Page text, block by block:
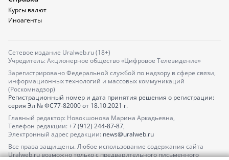
Курсы валют
Иноагенты
Сетевое издание Uralweb.ru (18+)
Учредитель: Акционерное общество «Цифровое Телевидение»
Зарегистрировано Федеральной службой по надзору в сфере связи,
информационных технологий и массовых коммуникаций
(Роскомнадзор)
Регистрационный номер и дата принятия решения о регистрации:
серия Эл № ФС77-82000от 18.10.2021 г.
Главный редактор: Новокшонова Марина Аркадьевна,
Телефон редакции: +7 (912) 244-87-87,
Электронный адрес редакции: news@uralweb.ru
Все права защищены. Любое использование содержания сайта
Uralweb.ru возможно только с предварительного письменного